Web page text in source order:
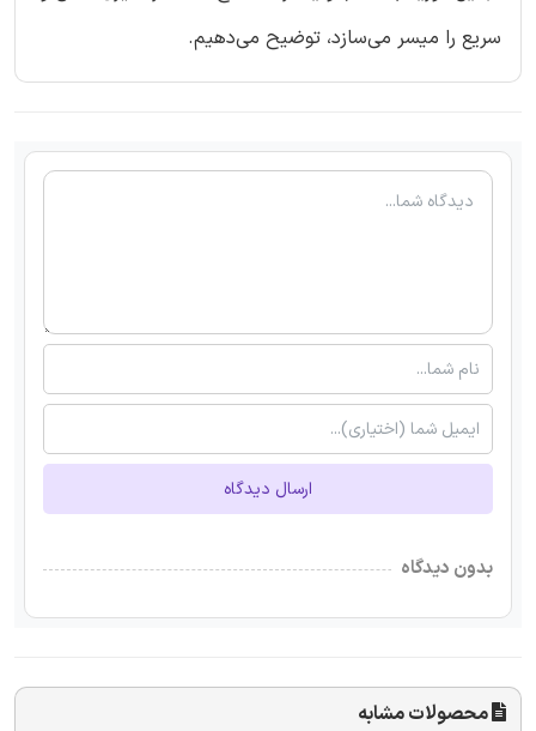
سریع را میسر می‌سازد، توضیح می‌دهیم.
ارسال دیدگاه
بدون دیدگاه
محصولات مشابه